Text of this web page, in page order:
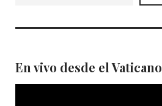
En vivo desde el Vaticano